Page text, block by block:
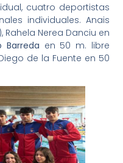
cuatro deportistas
individuales. Anais
Rahela Nerea Danciu en
Barreda en 50 m. libre
de la Fuente en 50